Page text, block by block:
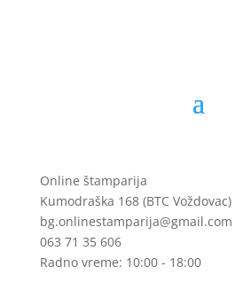
Online štamparija
Kumodraška 168 (BTC Voždovac)
bg.onlinestamparija@gmail.com
063 71 35 606
Radno vreme: 10:00 - 18:00